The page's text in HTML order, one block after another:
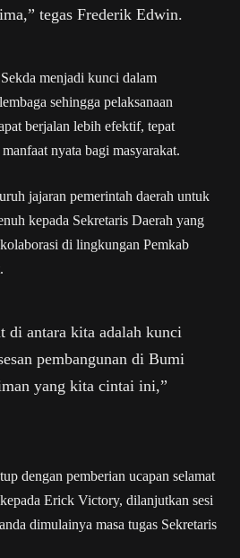
tegas Frederik Edwin.
menjadi kunci dalam
sehingga pelaksanaan
berjalan lebih efektif, tepat
nyata bagi masyarakat.
jajaran pemerintah daerah untuk
kepada Sekretaris Daerah yang
di lingkungan Pemkab
di antara kita adalah kunci
pembangunan di Bumi
yang kita cintai ini,”
dengan pemberian ucapan selamat
Erick Victory, dilanjutkan sesi
dimulainya masa tugas Sekretaris